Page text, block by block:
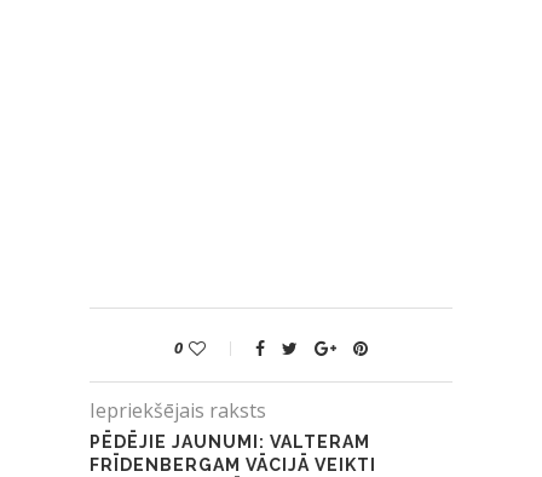
0
Iepriekšējais raksts
PĒDĒJIE JAUNUMI: VALTERAM
FRĪDENBERGAM VĀCIJĀ VEIKTI